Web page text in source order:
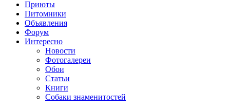
Приюты
Питомники
Объявления
Форум
Интересно
Новости
Фотогалереи
Обои
Статьи
Книги
Собаки знаменитостей